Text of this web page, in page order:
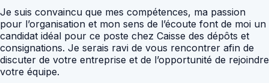
Je suis convaincu que mes compétences, ma passion
pour l’organisation et mon sens de l’écoute font de moi un
candidat idéal pour ce poste chez Caisse des dépôts et
consignations. Je serais ravi de vous rencontrer afin de
discuter de votre entreprise et de l’opportunité de rejoindre
votre équipe.